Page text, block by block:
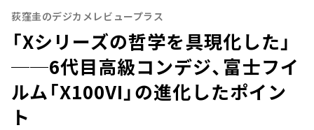
荻窪圭のデジカメレビュープラス
「Xシリーズの哲学を具現化した」
──6代目高級コンデジ、富士フイ
ルム「X100VI」の進化したポイン
ト